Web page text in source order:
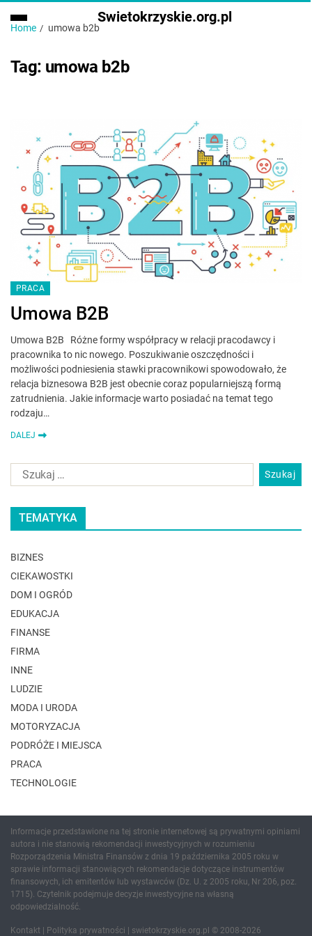
Swietokrzyskie.org.pl
Home umowa b2b
Tag: umowa b2b
PRACA
Umowa B2B
Umowa B2B Różne formy współpracy w relacji pracodawcy i
pracownika to nic nowego. Poszukiwanie oszczędności i
możliwości podniesienia stawki pracownikowi spowodowało, że
relacja biznesowa B2B jest obecnie coraz popularniejszą formą
zatrudnienia. Jakie informacje warto posiadać na temat tego
rodzaju…
DALEJ
TEMATYKA
BIZNES
CIEKAWOSTKI
DOM I OGRÓD
EDUKACJA
FINANSE
FIRMA
INNE
LUDZIE
MODA I URODA
MOTORYZACJA
PODRÓŻE I MIEJSCA
PRACA
TECHNOLOGIE
Informacje przedstawione na tej stronie internetowej są prywatnymi opiniami
autora i nie stanowią rekomendacji inwestycyjnych w rozumieniu
Rozporządzenia Ministra Finansów z dnia 19 października 2005 roku w
sprawie informacji stanowiących rekomendacje dotyczące instrumentów
finansowych, ich emitentów lub wystawców (Dz. U. z 2005 roku, Nr 206, poz.
1715). Czytelnik podejmuje decyzje inwestycyjne na własną
odpowiedzialność.
Kontakt Polityka prywatności | swietokrzyskie.org.pl © 2008-2026